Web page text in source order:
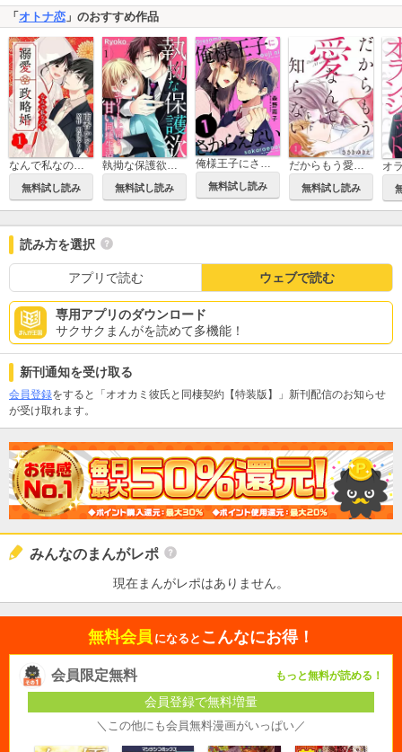
「 オトナ恋 」のおすすめ作品
無料試し読み 無料試し読み
俺様王子にさからえない
無料試し読み 無料試し読み
読み方を選択
アプリで読む ウェブで読む
専用アプリのダウンロード
サクサクまんがを読めて多機能！
新刊通知を受け取る
会員登録をすると「オオカミ彼氏と同棲契約【特装版】」新刊配信のお知らせ
が受け取れます。
みんなのまんがレポ
現在まんがレポはありません。
無料会員 になると こんなにお得！
会員限定無料 もっと無料が読める！
会員登録で無料増量
＼この他にも会員無料漫画がいっぱい／